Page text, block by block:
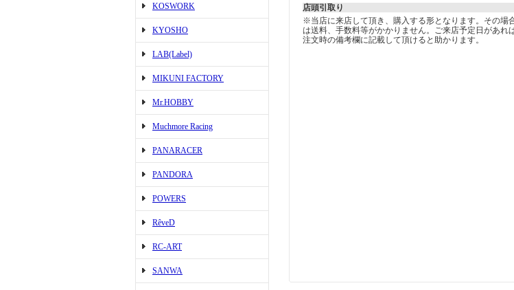
KOSWORK
KYOSHO
LAB(Label)
MIKUNI FACTORY
Mr.HOBBY
Muchmore Racing
PANARACER
PANDORA
POWERS
RêveD
RC-ART
SANWA
店頭引取り
※当店に来店して頂き、購入する形となります。その場
は送料、手数料等がかかりません。ご来店予定日があれ
注文時の備考欄に記載して頂けると助かります。